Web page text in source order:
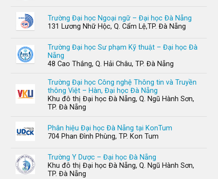
Trường Đại học Ngoại ngữ – Đại học Đà Nẵng
131 Lương Nhữ Hộc, Q. Cẩm Lệ,TP. Đà Nẵng
Trường Đại học Sư phạm Kỹ thuật – Đại học Đà
Nẵng
48 Cao Thắng, Q. Hải Châu, TP. Đà Nẵng
Trường Đại học Công nghệ Thông tin và Truyền
thông Việt – Hàn, Đại học Đà Nẵng
Khu đô thị Đại học Đà Nẵng, Q. Ngũ Hành Sơn,
TP. Đà Nẵng
Phân hiệu Đại học Đà Nẵng tại KonTum
704 Phan Đình Phùng, TP. Kon Tum
Trường Y Dược – Đại học Đà Nẵng
Khu đô thị Đại học Đà Nẵng, Q. Ngũ Hành Sơn,
TP. Đà Nẵng